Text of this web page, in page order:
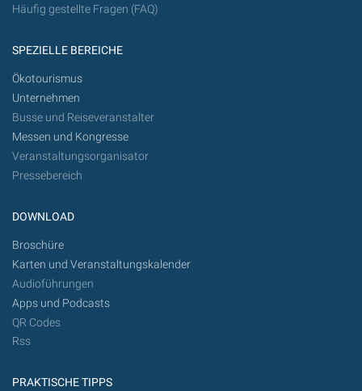
Häufig gestellte Fragen (FAQ)
SPEZIELLE BEREICHE
Ökotourismus
Unternehmen
Busse und Reiseveranstalter
Messen und Kongresse
Veranstaltungsorganisator
Pressebereich
DOWNLOAD
Broschüre
Karten und Veranstaltungskalender
Audioführungen
Apps und Podcasts
QR Codes
Rss
PRAKTISCHE TIPPS